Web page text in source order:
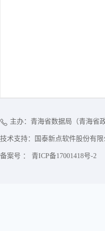
主办：青海省数据局（青海省
技术支持：国泰新点软件股份有限
备案号 ： 青ICP备17001418号-2